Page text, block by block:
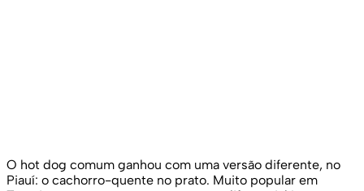
O hot dog comum ganhou com uma versão diferente, no
Piauí: o cachorro-quente no prato. Muito popular em